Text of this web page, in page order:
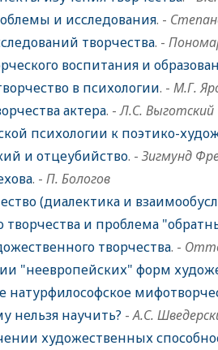
и исследования. -
творчества. -
воспитания и
в психологии. - М.Г.
актера. -Л.С. Выготский
психологии к поэтико-
и отцеубийство. - Зигмунд
. - П. Бологов
(диалектика и
творчества и проблема
творчества. -
"неевропейских" форм
натурфилософское
нельзя научить? -А.С.
художественных